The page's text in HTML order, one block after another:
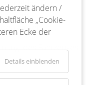
Die
im
eingeleitet,
des Fahrzeuges
ändern /
„Cookie-
Ecke der
Details einblenden